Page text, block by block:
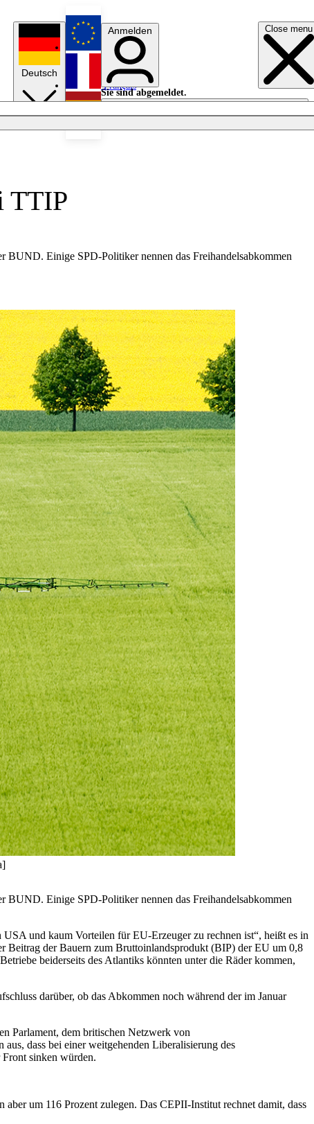
Close menu
Deutsch
English
Français
Anmelden
Sie sind abgemeldet.
Anmelden
Licht aus
TTIP
BUND. Einige SPD-Politiker nennen das Freihandelsabkommen
BUND. Einige SPD-Politiker nennen das Freihandelsabkommen
und kaum Vorteilen für EU-Erzeuger zu rechnen ist“, heißt es in
der Bauern zum Bruttoinlandsprodukt (BIP) der EU um 0,8
beiderseits des Atlantiks könnten unter die Räder kommen,
darüber, ob das Abkommen noch während der im Januar
Parlament, dem britischen Netzwerk von
dass bei einer weitgehenden Liberalisierung des
sinken würden.
um 116 Prozent zulegen. Das CEPII-Institut rechnet damit, dass